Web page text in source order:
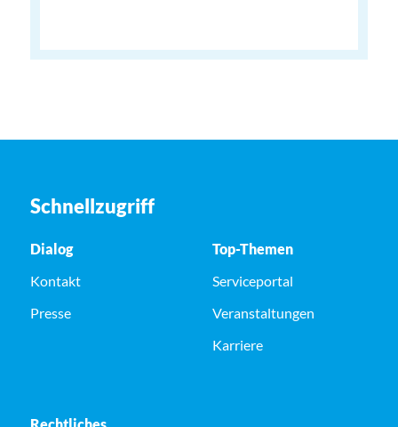
Schnellzugriff
Dialog
Kontakt
Presse
Top-Themen
Serviceportal
Veranstaltungen
Karriere